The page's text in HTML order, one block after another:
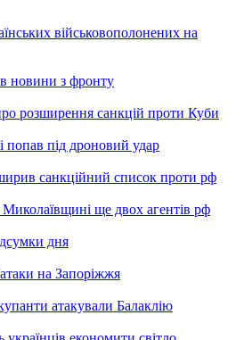
військовополонених на
новини з фронту
розширення санкцій проти Куби
під дроновий удар
санкційний список проти рф
ще двох агентів рф
дня
на Запоріжжя
атакували Балаклію